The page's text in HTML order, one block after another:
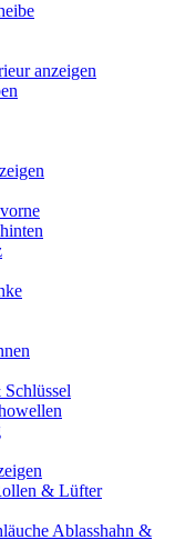
anzeigen
& Lüfter
Ablasshahn &